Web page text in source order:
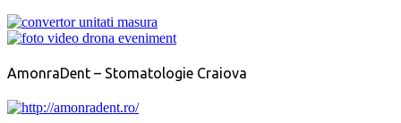
AmonraDent – Stomatologie Craiova